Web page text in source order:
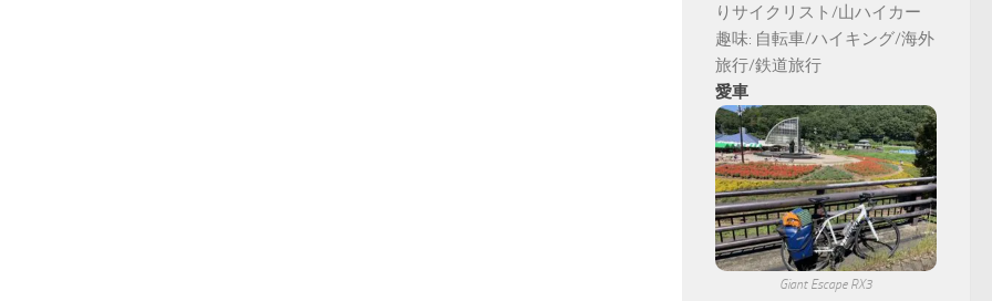
りサイクリスト/山ハイカー
趣味: 自転車/ハイキング/海外
旅行/鉄道旅行
愛車
Giant Escape RX3